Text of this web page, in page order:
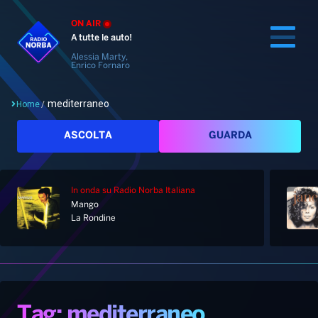
ON AIR
A tutte le auto!
Alessia Marty,
Enrico Fornaro
Home
Palinsesto
Notizie
Home/ mediterraneo
ASCOLTA GUARDA
In onda su Radio Norba Italiana
Mango
La Rondine